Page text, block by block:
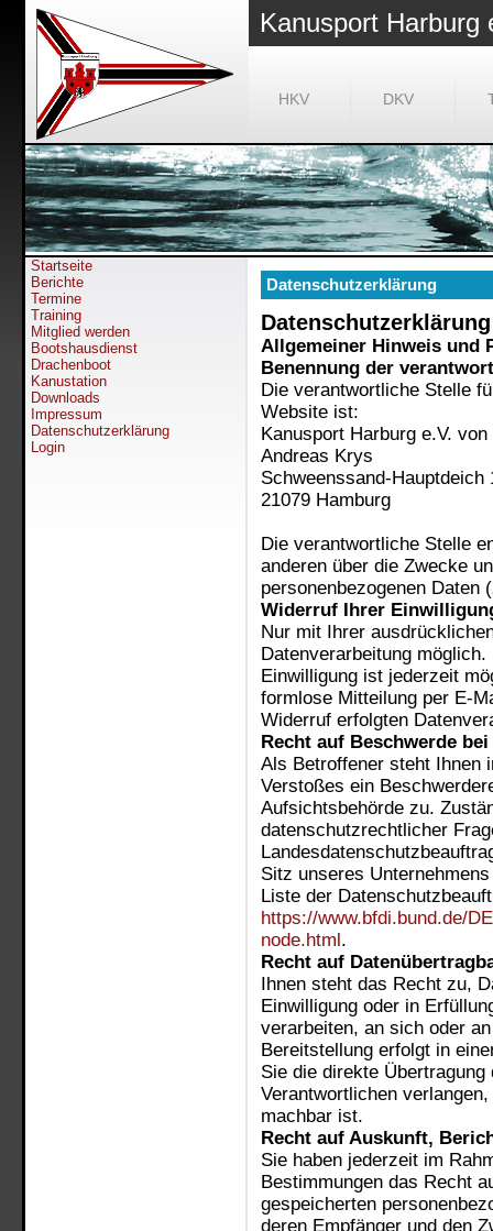
Kanusport Harburg
HKV DKV
Startseite
Berichte
Termine
Training
Mitglied werden
Bootshausdienst
Drachenboot
Kanustation
Downloads
Impressum
Datenschutzerklärung
Login
Datenschutzerklärung
Datenschutzerklärung
Allgemeiner Hinweis und
Benennung der
Die verantwortliche Stelle
Website ist:
Kanusport Harburg e.V. von
Andreas Krys
Schweenssand-Hauptdeich
21079 Hamburg
Die verantwortliche Stelle
anderen über die Zwecke
personenbezogenen Daten
Widerruf Ihrer
Nur mit Ihrer
Datenverarbeitung
Einwilligung ist jederzeit
formlose Mitteilung per E-
Widerruf erfolgten
Recht auf Beschwerde
Als Betroffener steht Ihnen
Verstoßes ein
Aufsichtsbehörde zu.
datenschutzrechtlicher
Sitz unseres
Liste der
https://www.bfdi.bund.de/
node.html.
Recht auf
Ihnen steht das Recht zu,
Einwilligung oder in
verarbeiten, an sich oder
Bereitstellung erfolgt in
Sie die direkte
Verantwortlichen
machbar ist.
Recht auf Auskunft,
Sie haben jederzeit im
Bestimmungen das Recht
gespeicherten
deren Empfänger und den